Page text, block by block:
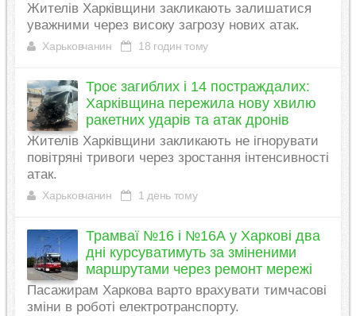
Жителів Харківщини закликають залишатися
уважними через високу загрозу нових атак.
Харьковчанин 18 годин тому
Троє загиблих і 14 постраждалих:
Харківщина пережила нову хвилю
ракетних ударів та атак дронів
Жителів Харківщини закликають не ігнорувати
повітряні тривоги через зростання інтенсивності
атак.
Харьковчанин 1 день тому
Трамваї №16 і №16А у Харкові два
дні курсуватимуть за зміненими
маршрутами через ремонт мережі
Пасажирам Харкова варто врахувати тимчасові
зміни в роботі електротранспорту.